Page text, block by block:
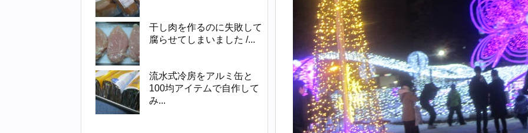
干し肉を作るのに失敗して
腐らせてしまいました /...
流水式冷房をアルミ缶と
100均アイテムで自作して
み...